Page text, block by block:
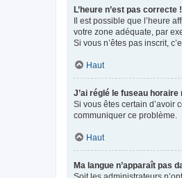
L’heure n’est pas correcte !
Il est possible que l’heure
votre zone adéquate, par
Si vous n’êtes pas inscrit,
Haut
J’ai réglé le fuseau
Si vous êtes certain d’avoir
communiquer ce problème.
Haut
Ma langue n’apparaît pas